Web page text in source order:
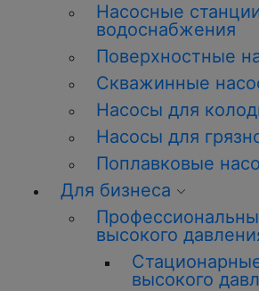
Насосные
водоснабжения
Поверхностные
Скважинные
Насосы для
Насосы для
Поплавковые
Для бизнеса
высокого
высокого